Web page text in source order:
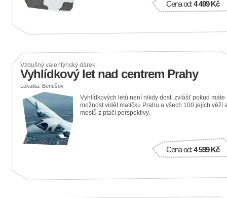
Cena od:4 499 Kč
Vzdušný valentýnský dárek
Vyhlídkový let nad centrem Prahy
Lokalita: Benešov
Vyhlídkových letů není nikdy dost, zvlášť pokud máte
možnost vidět matičku Prahu a všech 100 jejích věží
mostů z ptačí perspektivy.
Cena od:4 599 Kč